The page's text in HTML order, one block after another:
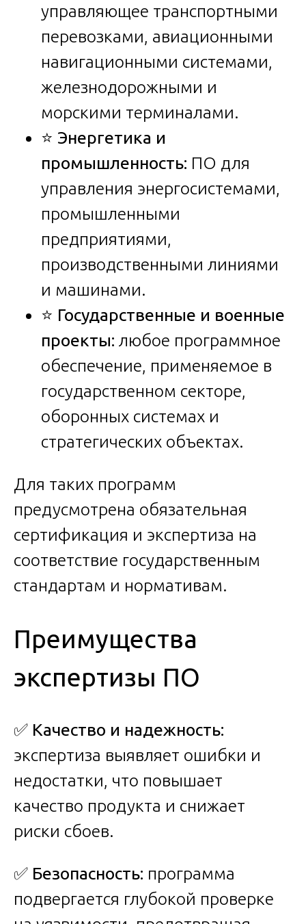
управляющее транспортными
перевозками, авиационными
навигационными системами,
железнодорожными и
морскими терминалами.
⭐ Энергетика и
промышленность: ПО для
управления энергосистемами,
промышленными
предприятиями,
производственными линиями
и машинами.
⭐ Государственные и военные
проекты: любое программное
обеспечение, применяемое в
государственном секторе,
оборонных системах и
стратегических объектах.
Для таких программ
предусмотрена обязательная
сертификация и экспертиза на
соответствие государственным
стандартам и нормативам.
Преимущества
экспертизы ПО
✅ Качество и надежность:
экспертиза выявляет ошибки и
недостатки, что повышает
качество продукта и снижает
риски сбоев.
✅ Безопасность: программа
подвергается глубокой проверке